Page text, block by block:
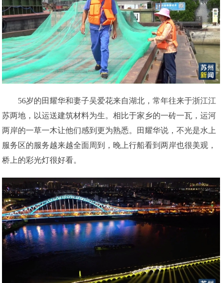
56岁的田耀华和妻子吴爱花来自湖北，常年往来于浙江江
苏两地，以运送建筑材料为生。相比于家乡的一砖一瓦，运河
两岸的一草一木让他们感到更为熟悉。田耀华说，不光是水上
服务区的服务越来越全面周到，晚上行船看到两岸也很美观，
桥上的彩光灯很好看。